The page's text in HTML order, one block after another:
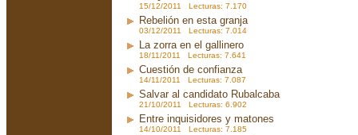
15/12/2011 Lecturas: 7.170
Rebelión en esta granja
03/12/2011 Lecturas: 7.014
La zorra en el gallinero
18/11/2011 Lecturas: 7.641
Cuestión de confianza
14/11/2011 Lecturas: 7.087
Salvar al candidato Rubalcaba
21/10/2011 Lecturas: 6.902
Entre inquisidores y matones
14/10/2011 Lecturas: 7.185